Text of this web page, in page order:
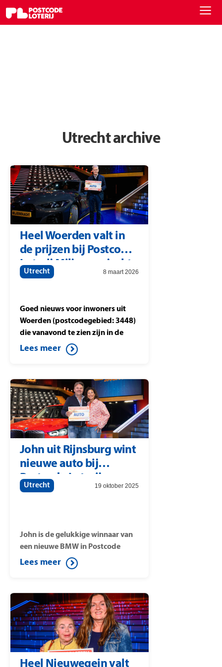
Utrecht archive
Heel Woerden valt in
de prijzen bij Postcode
Loterij Miljoenenjacht
Utrecht 8 maart 2026
Goed nieuws voor inwoners uit
Woerden (postcodegebied: 3448)
die vanavond te zien zijn in de
eerste aflevering van Postcode
Loterij Miljoenenjacht. Zij vallen
eerste uitzending van dit nieuwe
seizoen. De vakprijs van 1.000
euro valt namelijk in Woerden.
Voor Paul is de avond extra
bijzonder: hij wint naast 1.000
euro ook een gloednieuwe BMW.
Lees meer
John uit Rijnsburg wint
nieuwe auto bij
Postcode Loterij
Miljoenenjacht
Utrecht 19 oktober 2025
John is de gelukkige winnaar van
een nieuwe BMW in Postcode
Loterij Miljoenenjacht. Hij was
samen met 49 andere deelnemers
studio. Om te vieren dat Postcode
Loterij Miljoenenjacht dit jaar 25
jaar bestaat is er een speciaal
jubileumseizoen waarbij
deelnemers in de studio kans
maken op extra prijzen.
Lees meer
Heel Nieuwegein valt